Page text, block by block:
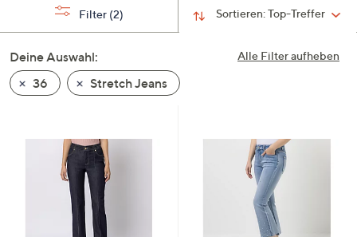
und
nach
unten
oder
Sortieren:Top-Treffer
Filter (2)
Alle Filter aufheben
Deine Auswahl:
36
Stretch Jeans